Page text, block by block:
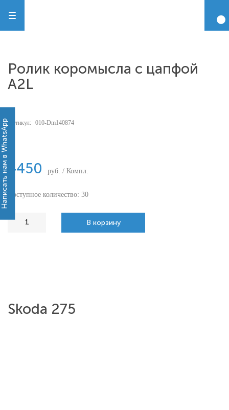
Ролик коромысла с цапфой
A2L
Артикул: 010-Dm140874
4450 руб. / Компл.
Доступное количество: 30
В корзину
Skoda 275
Написать нам в WhatsApp